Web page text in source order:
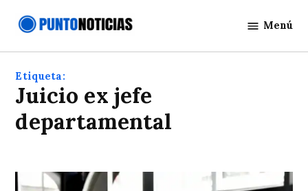
Noticias
Menú
Etiqueta:
Juicio ex jefe
departamental